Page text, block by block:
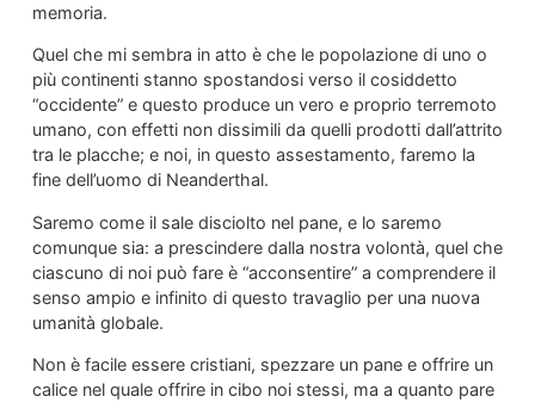
memoria.
Quel che mi sembra in atto è che le popolazione di uno o
più continenti stanno spostandosi verso il cosiddetto
“occidente” e questo produce un vero e proprio terremoto
umano, con effetti non dissimili da quelli prodotti dall’attrito
tra le placche; e noi, in questo assestamento, faremo la
fine dell’uomo di Neanderthal.
Saremo come il sale disciolto nel pane, e lo saremo
comunque sia: a prescindere dalla nostra volontà, quel che
ciascuno di noi può fare è “acconsentire” a comprendere il
senso ampio e infinito di questo travaglio per una nuova
umanità globale.
Non è facile essere cristiani, spezzare un pane e offrire un
calice nel quale offrire in cibo noi stessi, ma a quanto pare